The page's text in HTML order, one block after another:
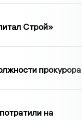
Строй»
прокурора
на